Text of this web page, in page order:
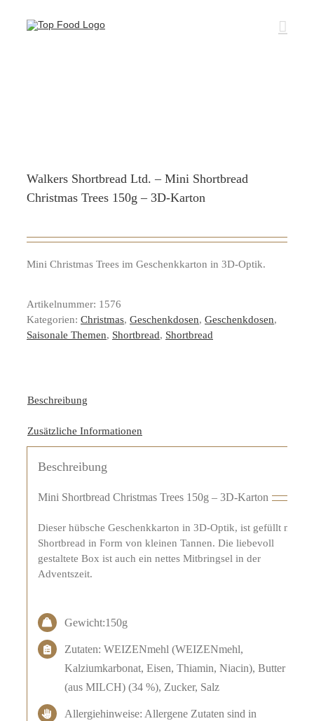
Inhalt
Walkers Shortbread Ltd. – Mini Shortbread
Christmas Trees 150g – 3D-Karton
Mini Christmas Trees im Geschenkkarton in 3D-Optik.
Artikelnummer: 1576
Kategorien: Christmas, Geschenkdosen, Geschenkdosen,
Saisonale Themen, Shortbread, Shortbread
Beschreibung
Zusätzliche Informationen
Beschreibung
Mini Shortbread Christmas Trees 150g – 3D-Karton
Dieser hübsche Geschenkkarton in 3D-Optik, ist gefüllt mit
Shortbread in Form von kleinen Tannen. Die liebevoll
gestaltete Box ist auch ein nettes Mitbringsel in der
Adventszeit.
Gewicht:150g
Zutaten: WEIZENmehl (WEIZENmehl,
Kalziumkarbonat, Eisen, Thiamin, Niacin), Butter
(aus MILCH) (34 %), Zucker, Salz
Allergiehinweise: Allergene Zutaten sind in